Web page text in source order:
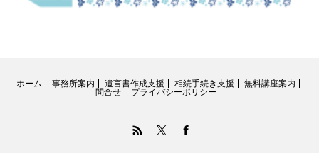
ホーム 事務所案内 遺言書作成支援 相続手続き支援
無料講座案内
問合せ
プライバシーポリシー
Facebook